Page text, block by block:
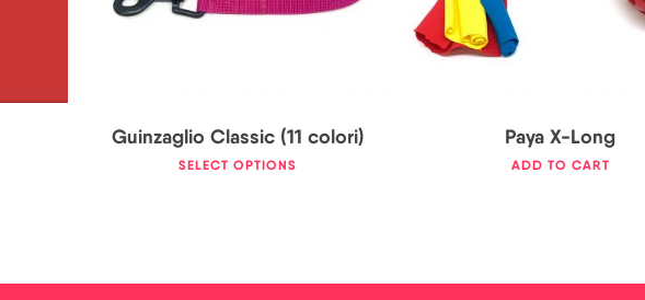
Guinzaglio Classic (11 colori)
SELECT OPTIONS
Paya X-Long
ADD TO CART